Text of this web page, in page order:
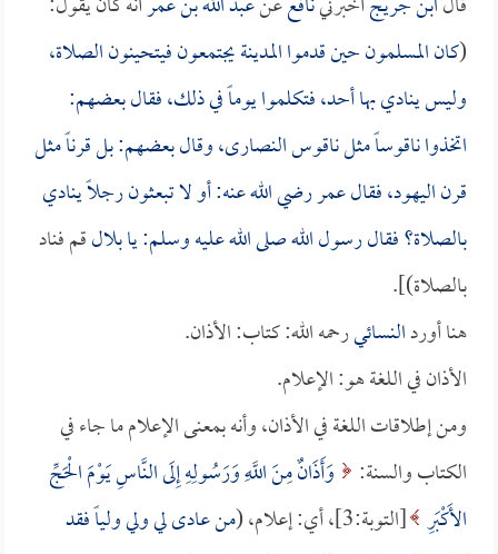
(كان المسلمون حين قدموا المدينة يجتمعون فيتحينون الصلاة،
وليس ينادي بها أحد، فتكلموا يوماً في ذلك، فقال بعضهم:
اتخذوا ناقوساً مثل ناقوس النصارى، وقال بعضهم: بل قرناً مثل
قرن اليهود، فقالعمررضي الله عنه: أو لا تبعثون رجلاً ينادي
بالصلاة؟ فقال رسول الله صلى الله عليه وسلم: يابلالقم فناد
بالصلاة)].
هنا أوردالنسائيرحمه الله: كتاب: الأذان.
الأذان في اللغة هو: الإعلام.
ومن إطلاقات اللغة في الأذان، وأنه بمعنى الإعلام ما جاء في
الكتاب والسنة:
وَأَذَانٌ مِنَ اللَّهِ وَرَسُولِهِ إِلَى النَّاسِ يَوْمَ الْحَجِّ
الأَكْبَرِ [التوبة:3]، أي: إعلام، (
من عادى لي ولي ولياً فقد